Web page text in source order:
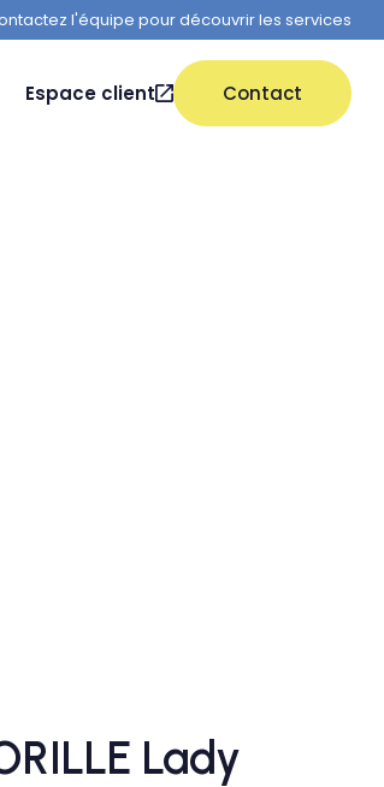
l'équipe pour découvrir les services
Espace client Contact
Lady